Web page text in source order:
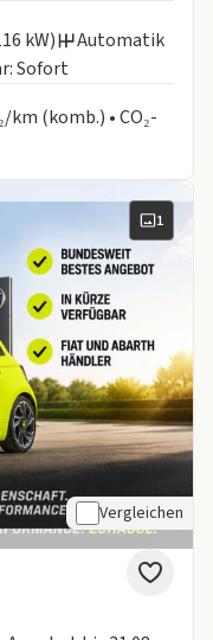
kW)
Automatik
Sofort
km (komb.) • CO₂-
1
Vergleichen